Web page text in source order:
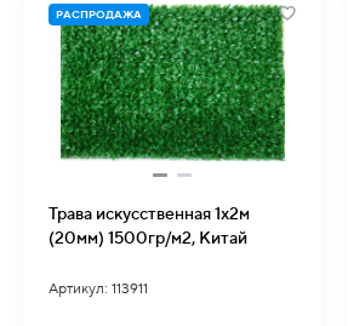
РАСПРОДАЖА
Трава искусственная 1х2м
(20мм) 1500гр/м2, Китай
Артикул: 113911